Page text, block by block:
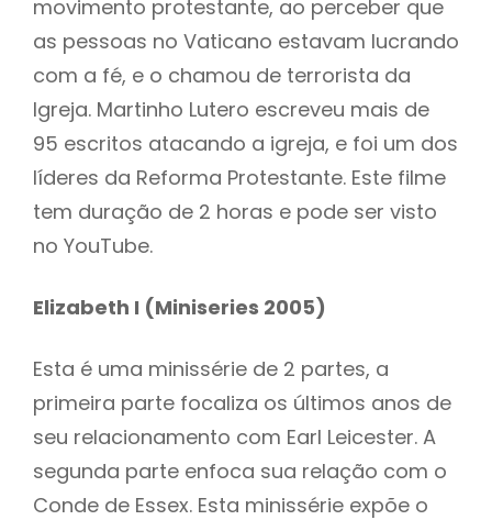
movimento protestante, ao perceber que
as pessoas no Vaticano estavam lucrando
com a fé, e o chamou de terrorista da
Igreja. Martinho Lutero escreveu mais de
95 escritos atacando a igreja, e foi um dos
líderes da Reforma Protestante. Este filme
tem duração de 2 horas e pode ser visto
no YouTube.
Elizabeth I (Miniseries 2005)
Esta é uma minissérie de 2 partes, a
primeira parte focaliza os últimos anos de
seu relacionamento com Earl Leicester. A
segunda parte enfoca sua relação com o
Conde de Essex. Esta minissérie expõe o